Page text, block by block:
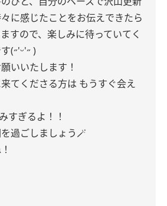
に感じたことをお伝えできたら
すので、楽しみに待っていてく
(˶'ᵕ'˶ )‪︎
いいたします！
てくださる方は もうすぐ会え
すぎるよ！！
過ごしましょう🪄